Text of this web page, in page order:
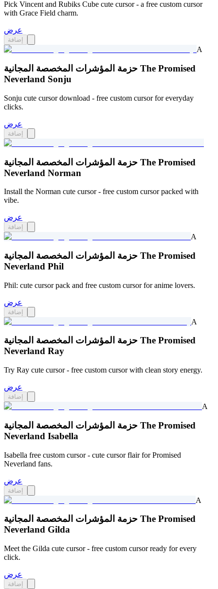
Pick Vincent and Rubiks Cube cute cursor - a free custom cursor
with Grace Field charm.
عرض
إضافة
A
حزمة المؤشرات المخصصة المجانية The Promised
Neverland Sonju
Sonju cute cursor download - free custom cursor for everyday
clicks.
عرض
إضافة
حزمة المؤشرات المخصصة المجانية The Promised
Neverland Norman
Install the Norman cute cursor - free custom cursor packed with
vibe.
عرض
إضافة
A
حزمة المؤشرات المخصصة المجانية The Promised
Neverland Phil
Phil: cute cursor pack and free custom cursor for anime lovers.
عرض
إضافة
A
حزمة المؤشرات المخصصة المجانية The Promised
Neverland Ray
Try Ray cute cursor - free custom cursor with clean story energy.
عرض
إضافة
A
حزمة المؤشرات المخصصة المجانية The Promised
Neverland Isabella
Isabella free custom cursor - cute cursor flair for Promised
Neverland fans.
عرض
إضافة
A
حزمة المؤشرات المخصصة المجانية The Promised
Neverland Gilda
Meet the Gilda cute cursor - free custom cursor ready for every
click.
عرض
إضافة